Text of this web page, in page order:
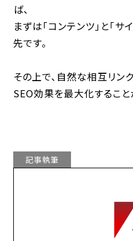
ば、
まずは「コンテンツ」と「
先です。
その上で、自然な相互リン
SEO効果を最大化すること
記事執筆